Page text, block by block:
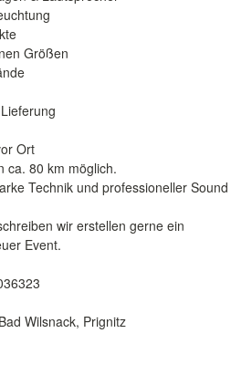
Größen
Ort
ca. 80 km möglich.
Technik und professioneller Sound
wir erstellen gerne ein
Event.
Wilsnack, Prignitz